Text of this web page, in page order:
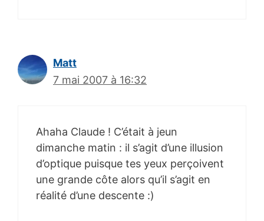
Matt
7 mai 2007 à 16:32
Ahaha Claude ! C’était à jeun
dimanche matin : il s’agit d’une illusion
d’optique puisque tes yeux perçoivent
une grande côte alors qu’il s’agit en
réalité d’une descente :)